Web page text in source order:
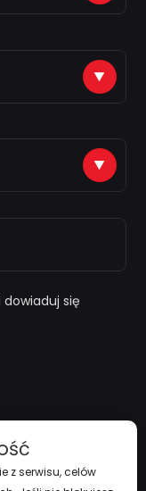
się
z serwisu, celów